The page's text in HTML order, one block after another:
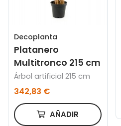
Decoplanta
Platanero
Multitronco 215 cm
Árbol artificial 215 cm
342,83 €
AÑADIR